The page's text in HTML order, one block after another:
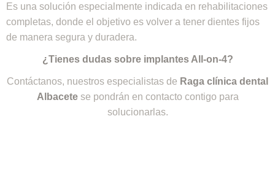
Es una solución especialmente indicada en rehabilitaciones
completas, donde el objetivo es volver a tener dientes fijos
de manera segura y duradera.
¿Tienes dudas sobre implantes All-on-4?
Contáctanos, nuestros especialistas de Raga clínica dental
Albacetese pondrán en contacto contigo para
solucionarlas.